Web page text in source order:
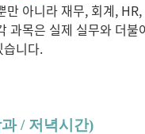
만 아니라 재무, 회계, HR,
과목은 실제 실무와 더불
습니다.
/ 저녁시간)